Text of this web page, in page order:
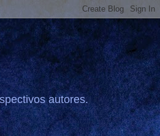
autores.